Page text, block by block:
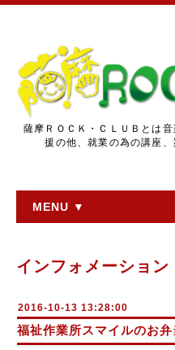
薩摩ＲＯＣＫ・ＣＬＵＢとは
援の他、就業の為の講座
MENU ▼
インフォメーション
2016-10-13 13:28:00
福祉作業所スマイルのお